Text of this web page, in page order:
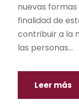
nuevas
finalidad de
contribuir a la
las personas...
Leer más